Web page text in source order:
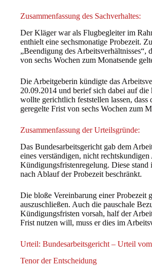
Zusammenfassung des Sachverhaltes:
Der Kläger war als Flugbegleiter im
enthielt eine sechsmonatige Probezeit.
„Beendigung des Arbeitsverhältnisses“,
von sechs Wochen zum Monatsende
Die Arbeitgeberin kündigte das
20.09.2014 und berief sich dabei auf
wollte gerichtlich feststellen lassen,
geregelte Frist von sechs Wochen zum
Zusammenfassung der Urteilsgründe:
Das Bundesarbeitsgericht gab dem
eines verständigen, nicht
Kündigungsfristenregelung. Diese
nach Ablauf der Probezeit beschränkt.
Die bloße Vereinbarung einer Probezeit
auszuschließen. Auch die pauschale
Kündigungsfristen vorsah, half der
Frist nutzen will, muss er dies im
Urteil: Bundesarbeitsgericht – Urteil
Tenor der Entscheidung